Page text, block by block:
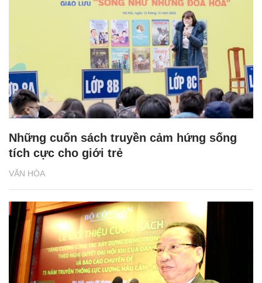
VĂN HÓA
Những cuốn sách truyền cảm hứng sống
tích cực cho giới trẻ